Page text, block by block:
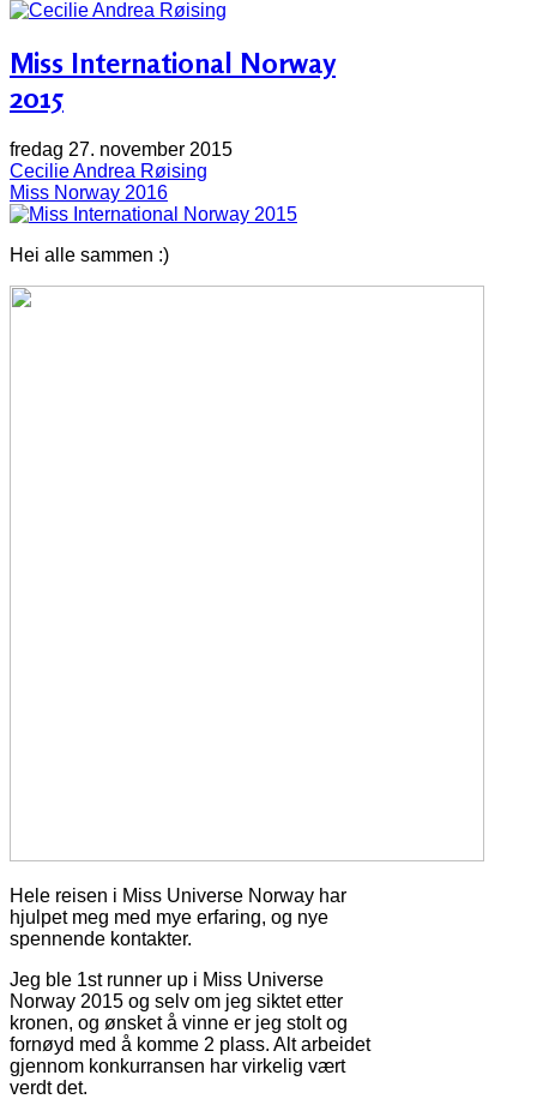
Miss International Norway
2015
fredag 27. november 2015
Cecilie Andrea Røising
Miss Norway 2016
Hei alle sammen :)
Hele reisen i Miss Universe Norway har
hjulpet meg med mye erfaring, og nye
spennende kontakter.
Jeg ble 1st runner up i Miss Universe
Norway 2015 og selv om jeg siktet etter
kronen, og ønsket å vinne er jeg stolt og
fornøyd med å komme 2 plass. Alt arbeidet
gjennom konkurransen har virkelig vært
verdt det.